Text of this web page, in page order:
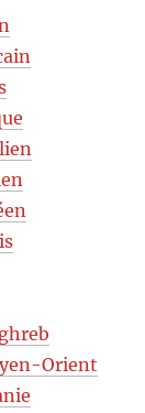
Orient